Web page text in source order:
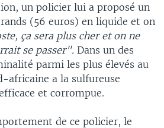
un policier lui a proposé un
(56 euros) en liquide et on
ça sera plus cher et on ne
se passer". Dans un des
parmi les plus élevés au
africaine a la sulfureuse
et corrompue.
de ce policier, le